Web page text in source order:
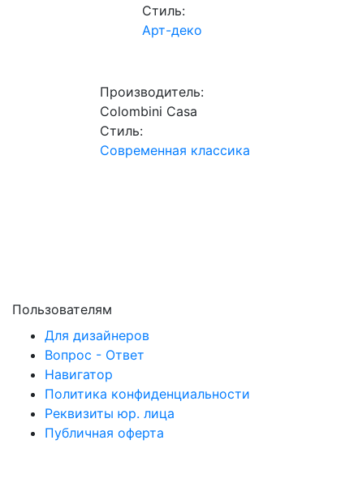
Стиль:
Арт-деко
Производитель:
Сolombini Casa
Стиль:
Современная классика
Пользователям
Для дизайнеров
Вопрос - Ответ
Навигатор
Политика конфиденциальности
Реквизиты юр. лица
Публичная оферта